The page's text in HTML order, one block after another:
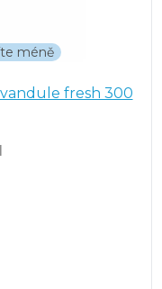
méně
fresh 300